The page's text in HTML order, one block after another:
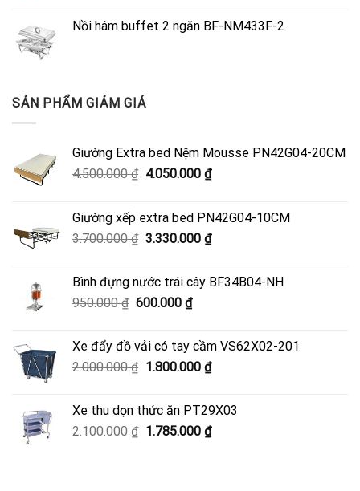
Nồi hâm buffet 2 ngăn BF-NM433F-2
SẢN PHẨM GIẢM GIÁ
Giường Extra bed Nệm Mousse PN42G04-20CM
4.500.000₫ Giá
4.500.000 ₫.
4.050.000 ₫Giá
là:
4.050.000 ₫.
Giường xếp extra bed PN42G04-10CM
3.700.000₫ Giá
3.700.000 ₫.
3.330.000 ₫Giá
là:
Bình đựng nước trái cây BF34B04-NH
950.000₫ Giá
950.000 ₫.
600.000 ₫Giá
là:
600.000 ₫.
Xe đẩy đồ vải có tay cầm VS62X02-201
2.000.000₫ Giá
2.000.000 ₫.
1.800.000 ₫Giá
là:
1.800.000 ₫.
Xe thu dọn thức ăn PT29X03
2.100.000₫ Giá
1.785.000 ₫Giá